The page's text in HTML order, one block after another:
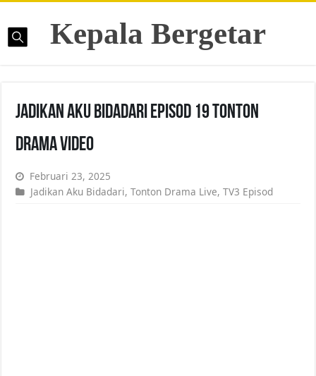
Kepala Bergetar
Jadikan Aku Bidadari Episod 19 Tonton
Drama Video
Februari 23, 2025
Jadikan Aku Bidadari,Tonton Drama Live,TV3 Episod